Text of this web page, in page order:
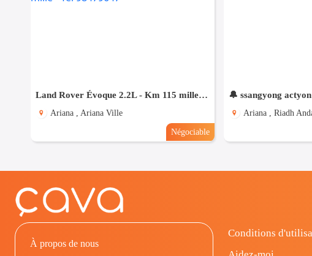
Land Rover Évoque 2.2L - Km 115 mille - Tel 98479647
Ariana , Ariana Ville
Négociable
🔔 ssangyong
Ariana , Riadh
À propos de nous
Conditions